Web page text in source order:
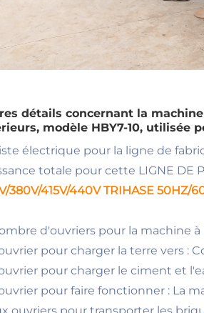
détails concernant la
modèle HBY7-10, utilisée
électrique pour la ligne de
totale pour cette LIGNE DE
380V/415V/440V TRIHASE 50HZ/
d'ouvriers pour la machine
pour charger la terre vers :
pour charger le ciment et
pour faire fonctionner : La